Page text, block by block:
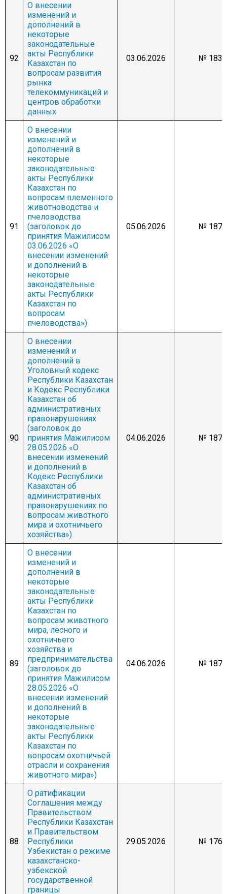
92
О внесении
изменений и
дополнений в
некоторые
законодательные
акты Республики
Казахстан по
вопросам развития
рынка
телекоммуникаций и
центров обработки
данных
03.06.2026 № 1839
91
О внесении
изменений и
дополнений в
некоторые
законодательные
акты Республики
Казахстан по
вопросам племенного
животноводства и
пчеловодства
(заголовок до
принятия Мажилисом
03.06.2026 «О
внесении изменений
и дополнений в
некоторые
законодательные
акты Республики
Казахстан по
вопросам
пчеловодства»)
05.06.2026 № 1878
90
О внесении
изменений и
дополнений в
Уголовный кодекс
Республики Казахстан
и Кодекс Республики
Казахстан об
административных
правонарушениях
(заголовок до
принятия Мажилисом
28.05.2026 «О
внесении изменений
и дополнений в
Кодекс Республики
Казахстан об
административных
правонарушениях по
вопросам животного
мира и охотничьего
хозяйства»)
04.06.2026 № 1876
89
О внесении
изменений и
дополнений в
некоторые
законодательные
акты Республики
Казахстан по
вопросам животного
мира, лесного и
охотничьего
хозяйства и
предпринимательства
(заголовок до
принятия Мажилисом
28.05.2026 «О
внесении изменений
и дополнений в
некоторые
законодательные
акты Республики
Казахстан по
вопросам охотничьей
отрасли и сохранения
животного мира»)
04.06.2026 № 1875
88
О ратификации
Соглашения между
Правительством
Республики Казахстан
и Правительством
Республики
Узбекистан о режиме
казахстанско-
узбекской
государственной
границы
29.05.2026 № 1768